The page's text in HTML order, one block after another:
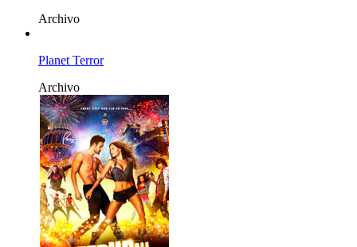
Archivo
Planet Terror
Archivo